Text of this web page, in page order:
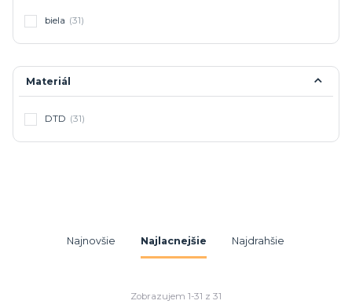
biela (31)
Materiál
DTD (31)
Najnovšie Najlacnejšie Najdrahšie
Zobrazujem 1-31 z 31